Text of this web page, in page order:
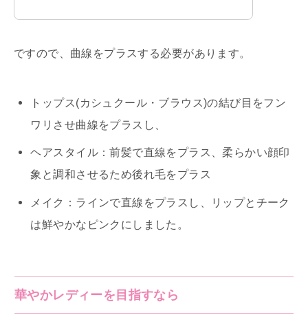
ですので、曲線をプラスする必要があります。
トップス(カシュクール・ブラウス)の結び目をフン
ワリさせ曲線をプラスし、
ヘアスタイル：前髪で直線をプラス、柔らかい顔印
象と調和させるため後れ毛をプラス
メイク：ラインで直線をプラスし、リップとチーク
は鮮やかなピンクにしました。
華やかレディーを目指すなら